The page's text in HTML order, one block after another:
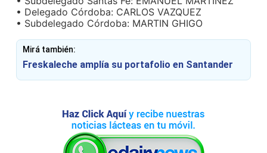
• Delegado Córdoba: CARLOS VAZQUEZ
• Subdelegado Córdoba: MARTIN GHIGO
Mirá también:
Freskaleche amplía su portafolio en Santander